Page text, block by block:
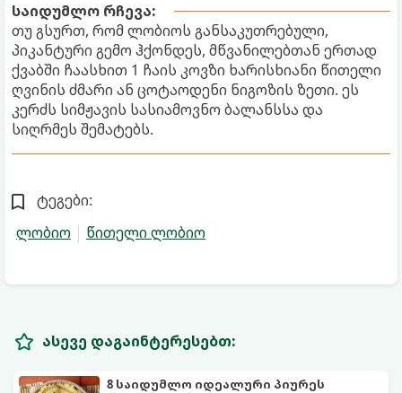
საიდუმლო რჩევა:
თუ გსურთ, რომ ლობიოს განსაკუთრებული,
პიკანტური გემო ჰქონდეს, მწვანილებთან ერთად
ქვაბში ჩაასხით 1 ჩაის კოვზი ხარისხიანი წითელი
ღვინის ძმარი ან ცოტაოდენი ნიგოზის ზეთი. ეს
კერძს სიმჟავის სასიამოვნო ბალანსსა და
სიღრმეს შემატებს.
ტეგები:
ლობიო
წითელი ლობიო
ასევე დაგაინტერესებთ:
8 საიდუმლო იდეალური პიურეს